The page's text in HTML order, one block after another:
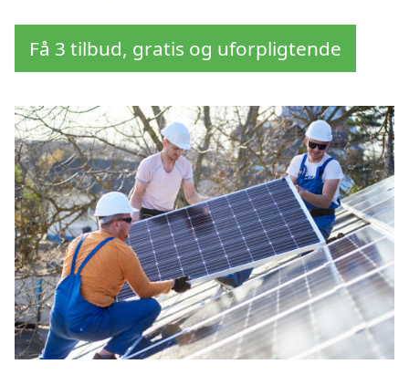
Få 3 tilbud, gratis og uforpligtende